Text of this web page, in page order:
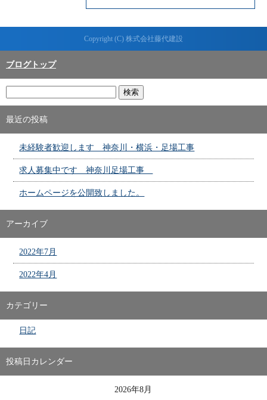
Copyright (C) 株式会社藤代建設
ブログトップ
最近の投稿
未経験者歓迎します 神奈川・横浜・足場工事
求人募集中です 神奈川足場工事
ホームページを公開致しました。
アーカイブ
2022年7月
2022年4月
カテゴリー
日記
投稿日カレンダー
2026年8月